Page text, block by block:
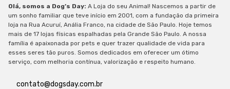
Olá, somos a Dog’s Day: A Loja do seu Animal! Nascemos a partir de
um sonho familiar que teve início em 2001, com a fundação da primeira
loja na Rua Acuruí, Anália Franco, na cidade de São Paulo. Hoje temos
mais de 17 lojas físicas espalhadas pela Grande São Paulo. A nossa
família é apaixonada por pets e quer trazer qualidade de vida para
esses seres tão puros. Somos dedicados em oferecer um ótimo
serviço, com melhoria contínua, valorização e respeito humano.
contato@dogsday.com.br